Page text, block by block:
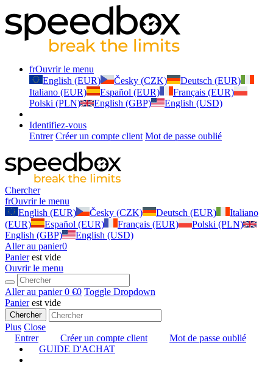
frOuvrir le menu
English (EUR)
Česky (CZK)
Deutsch (EUR)
Italiano (EUR)
Español (EUR)
Français (EUR)
Polski (PLN)
English (GBP) English (USD)
Identifiez-vous
Entrer Créer un compte client Mot de passe oublié
Chercher
frOuvrir le menu
English (EUR)
Česky (CZK) Deutsch (EUR)
Italiano
(EUR)
Español (EUR) Français (EUR)
Polski (PLN)
English (GBP)
English (USD)
Aller au panier0
Panierest vide
Ouvrir le menu
Aller au panier0 €0 Toggle Dropdown
Panierest vide
Chercher
Plus Close
Entrer
Créer un compte client
Mot de passe oublié
GUIDE D'ACHAT